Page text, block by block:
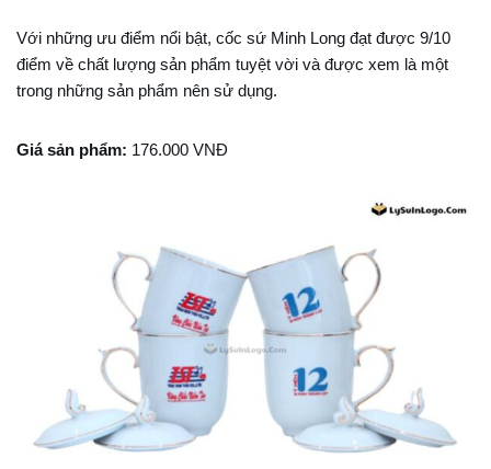
Với những ưu điểm nổi bật, cốc sứ Minh Long đạt được 9/10
điểm về chất lượng sản phẩm tuyệt vời và được xem là một
trong những sản phẩm nên sử dụng.
Giá sản phẩm: 176.000 VNĐ